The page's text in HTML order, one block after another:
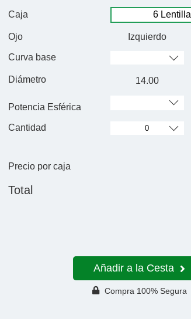
Caja
Ojo Izquierdo
Curva base
Diámetro 14.00
Potencia Esférica
Cantidad
Precio por caja
Total
Añadir a la Cesta
Compra 100% Segura